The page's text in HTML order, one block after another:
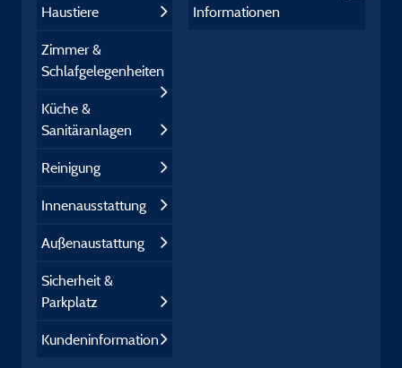
Haustiere
Zimmer &
Schlafgelegenheiten
Küche &
Sanitäranlagen
Reinigung
Innenausstattung
Außenaustattung
Sicherheit &
Parkplatz
Kundeninformation
Informationen